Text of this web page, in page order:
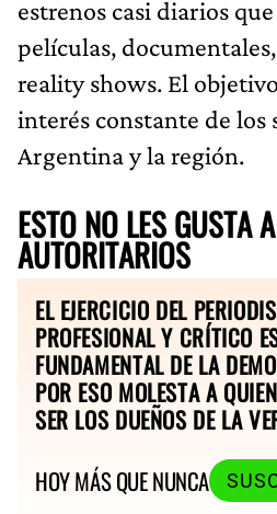
estrenos casi diarios
películas,
reality shows. El
interés constante de los
Argentina y la región.
ESTO NO LES GUSTA
AUTORITARIOS
EL EJERCICIO DEL
PROFESIONAL Y CRÍTICO
FUNDAMENTAL DE LA
POR ESO MOLESTA A
SER LOS DUEÑOS DE LA
HOY MÁS QUE NUNCA